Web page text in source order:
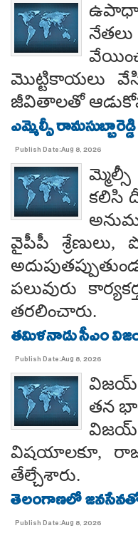
మొట్టికాయలు వేసి
జీవితాలతో
ఎమ్మెల్సీ రామసుబ్బారెడ్డి
Publish Date:Aug 8, 2026
కలిసి
వైపీపీ
పలువురు
తరలించారు.
తమిళనాడు సీఎం
Publish Date:Aug 8, 2026
విజయ్
తన
విజయ్
విషయాలకూ,
తేల్చేశారు.
తెలంగాణలో జనసేనతో
Publish Date:Aug 8, 2026